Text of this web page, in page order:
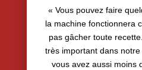
« Vous pouvez faire
la machine fonctionnera
pas gâcher toute
très important dans
vous avez aussi moins